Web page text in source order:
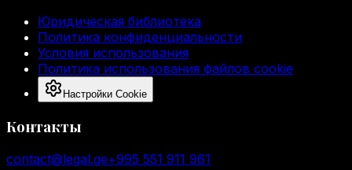
Юридическая библиотека
Политика конфиденциальности
Условия использования
Политика использования файлов cookie
Настройки Cookie
Контакты
contact@legal.ge+995 551 911 961